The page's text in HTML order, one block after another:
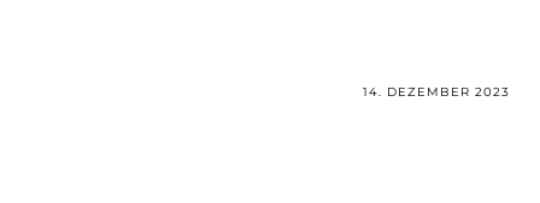
14. DEZEMBER 2023